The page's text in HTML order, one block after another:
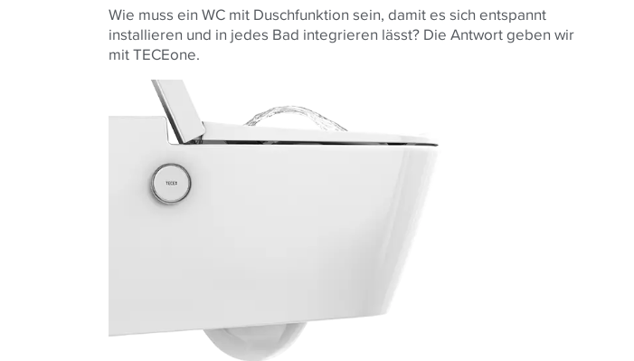
Wie muss ein WC mit Duschfunktion sein, damit es sich entspannt
installieren und in jedes Bad integrieren lässt? Die Antwort geben wir
mit TECEone.